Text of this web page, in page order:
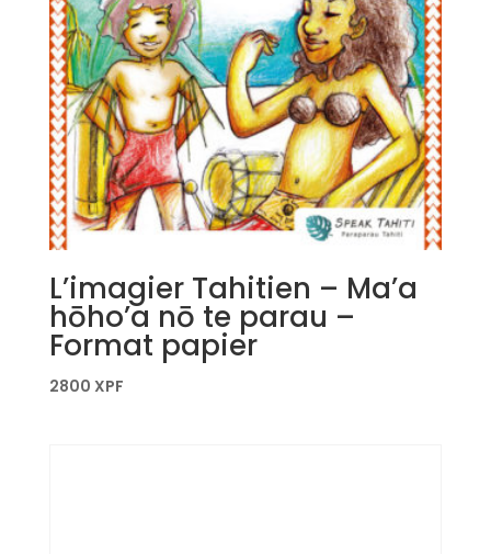
L’imagier Tahitien – Ma’a
hōho’a nō te parau –
Format papier
2800 XPF